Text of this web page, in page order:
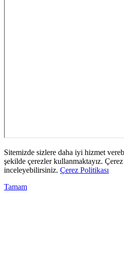
Sitemizde sizlere daha iyi hizmet
şekilde çerezler kullanmaktayız. Çerez
inceleyebilirsiniz. Çerez Politikası
Tamam